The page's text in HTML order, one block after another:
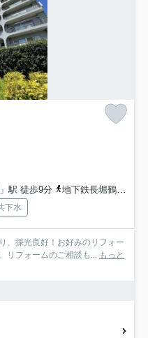
駅 徒歩9分
地下鉄長堀鶴見緑地「今福鶴見」駅 徒歩11分
下水
、採光良好！お好みのリフォー
リフォームのご相談も... もっと